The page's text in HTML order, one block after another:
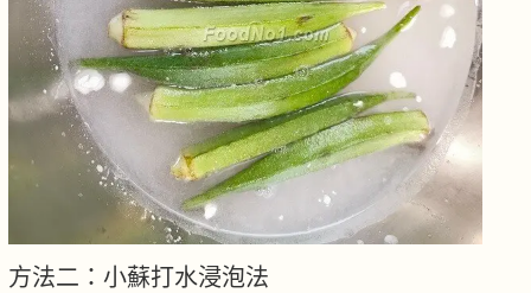
方法二：小蘇打水浸泡法